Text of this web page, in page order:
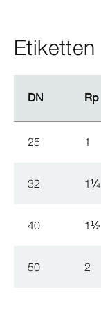
Etiketten
DN Rp
DN Rp
25 1
32 1¼
40 1½
50 2